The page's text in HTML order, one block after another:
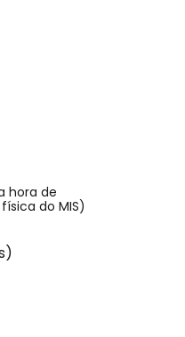
hora de
do MIS)